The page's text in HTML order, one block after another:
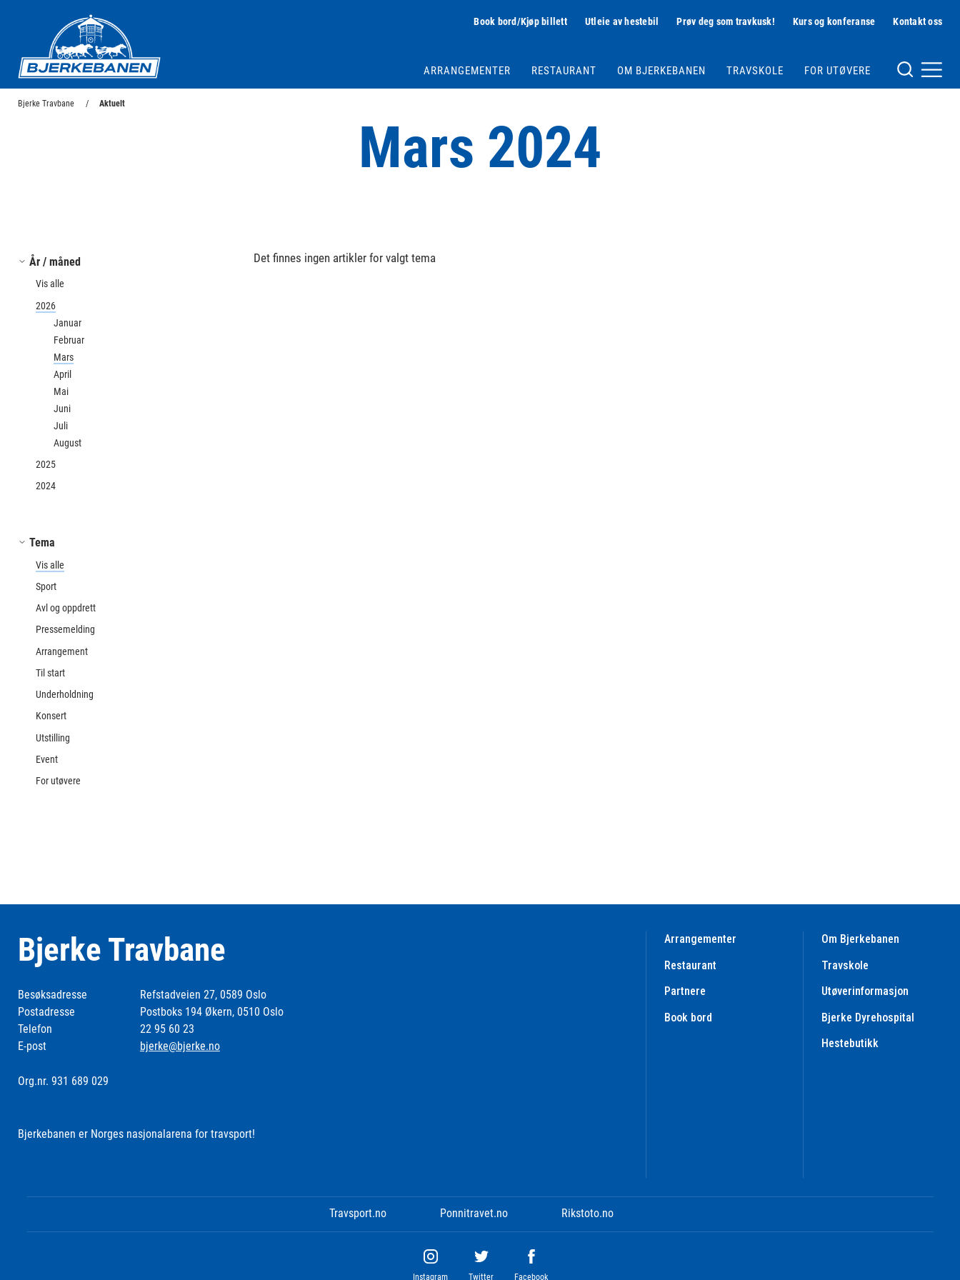
Book bord/Kjøp billett Utleie av hestebil Prøv deg som travkusk! Kurs og konferanse Kontakt oss
ARRANGEMENTER RESTAURANT OM BJERKEBANEN TRAVSKOLE FOR UTØVERE
Bjerke Travbane Aktuelt
Mars 2024
År / måned
Vis alle
2026
Januar
Februar
Mars
April
Mai
Juni
Juli
August
2025
2024
Tema
Vis alle
Sport
Avl og oppdrett
Pressemelding
Arrangement
Til start
Underholdning
Konsert
Utstilling
Event
For utøvere
Det finnes ingen artikler for valgt tema
Bjerke Travbane
Besøksadresse
Refstadveien 27, 0589 Oslo
Postadresse
Postboks 194 Økern, 0510 Oslo
Telefon
22 95 60 23
E-post
bjerke@bjerke.no
Org.nr. 931 689 029
Bjerkebanen er Norges nasjonalarena for travsport!
Arrangementer
Restaurant
Partnere
Book bord
Om Bjerkebanen
Travskole
Utøverinformasjon
Bjerke Dyrehospital
Hestebutikk
Travsport.no Ponnitravet.no Rikstoto.no
Instagram Twitter Facebook